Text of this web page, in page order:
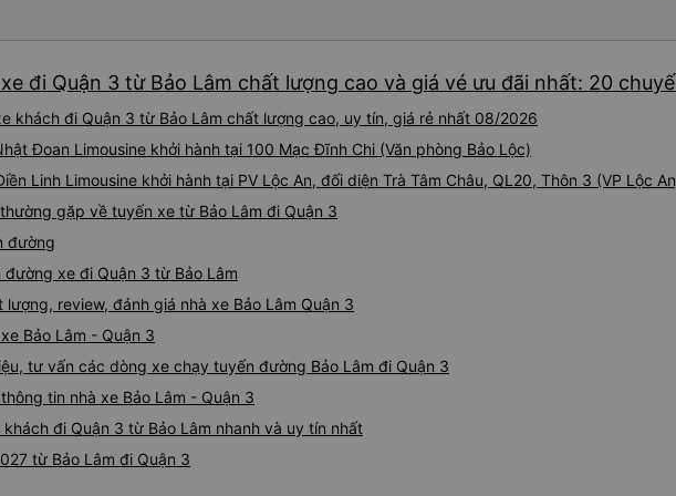
động, tài xế đưa đón cũng
sự đánh giá cao mọi thứ.
được một chút tiếng Anh.
bắt xe buýt. Tôi chỉ đợi ở
xe đưa đón (Xe Van nhỏ
tâm. Chỉ vài phút sau, tôi
đi Quận 3 từ Bảo Lâm chất lượng cao và giá vé ưu đãi nhất: 20
khách đi Quận 3 từ Bảo Lâm chất lượng cao, uy tín, giá rẻ nhất 08/2026
Đoan Limousine khởi hành tại 100 Mạc Đĩnh Chi (Văn phòng Bảo Lộc)
Linh Limousine khởi hành tại PV Lộc An, đối diện Trà Tâm Châu, QL20, Thôn 3 (VP Lộc
gặp về tuyến xe từ Bảo Lâm đi Quận 3
đường
đường xe đi Quận 3 từ Bảo Lâm
lượng, review, đánh giá nhà xe Bảo Lâm Quận 3
Bảo Lâm - Quận 3
tư vấn các dòng xe chạy tuyến đường Bảo Lâm đi Quận 3
tin nhà xe Bảo Lâm - Quận 3
đi Quận 3 từ Bảo Lâm nhanh và uy tín nhất
từ Bảo Lâm đi Quận 3